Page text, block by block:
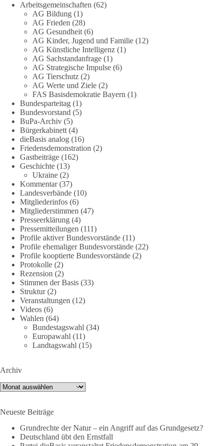
„Grundrechte der Natur“ weit über klassischen Naturschutz
hinausreichen und grundlegende Fragen zum Menschenbild,
zum Rechtsstaat und zur Demokratie aufwerfen. [...]
👉 Hier weiterlesen:https://diebasis-
partei.de/2026/07/grundrechte-der-natur-ein-angriff-auf-das-
grundgesetz/
🟩🟩🟦🟦🟥🟥🟧🟧
Es ging weniger um fertige Antworten als um eine Debatte
darüber, wie Freiheit, Verantwortung, Naturschutz und
Grundrechte in einer demokratischen Gesellschaft künftig
miteinander in Einklang gebracht werden können.
#dieBasis #natur #grundrechte
38 7 8
DieBasis
2 Tage(n) zuvor
Jetzt dieBasis Sachsen-Anhalt unterstützen!
Die Landtagswahl 2026 in Sachsen-Anhalt findet am 6.
September statt. Die Inhalte stehen – jetzt müssen sie gesehen,
geteilt und diskutiert werden.
Folge unseren Kanälen:
Facebook:
https://www.facebook.com/groups/diebasissachsenanhalt/
Tiktok:
X:https://x.com/DieBasisLSA
Youtube:https://www.youtube.com/dieBasisSachsenAnhalt
🟩🟩🟦🟦🟥🟥🟧🟧
Like, teile und kommentiere unsere Beiträge, damit noch mehr
Arbeitsgemeinschaften (62)
AG Bildung (1)
AG Frieden (28)
AG Gesundheit (6)
AG Kinder, Jugend und Familie (12)
AG Künstliche Intelligenz (1)
AG Sachstandanfrage (1)
AG Strategische Impulse (6)
AG Tierschutz (2)
AG Werte und Ziele (2)
FAS Basisdemokratie Bayern (1)
Bundesparteitag (1)
Bundesvorstand (5)
BuPa-Archiv (5)
Bürgerkabinett (4)
dieBasis analog (16)
Friedensdemonstration (2)
Gastbeiträge (162)
Geschichte (13)
Ukraine (2)
Kommentar(37)
Landesverbände (10)
Mitgliederinfos (6)
Mitgliederstimmen (47)
Presseerklärung (4)
Pressemitteilungen (111)
Profile aktiver Bundesvorstände (11)
Profile ehemaliger Bundesvorstände (22)
Profile kooptierte Bundesvorstände (2)
Protokolle (2)
Rezension (2)
Stimmen der Basis (33)
Struktur(2)
Veranstaltungen (12)
Videos (6)
Wahlen (64)
Bundestagswahl (34)
Europawahl (11)
Landtagswahl (15)
Archiv
Archiv
Neueste Beiträge
Grundrechte der Natur – ein Angriff auf das Grundgesetz?
Deutschland übt den Ernstfall